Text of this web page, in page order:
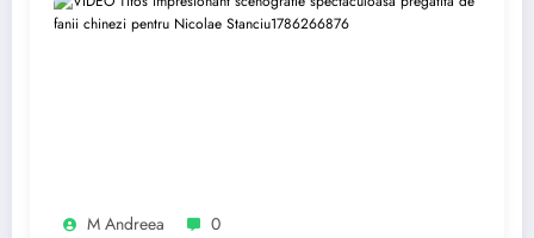
M Andreea 0